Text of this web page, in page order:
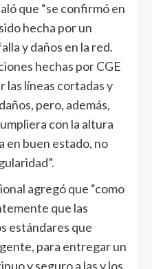
que “se confirmó en
hecha por un
y daños en la red.
hechas por CGE
las líneas cortadas y
pero, además,
con la altura
en buen estado, no
agregó que “como
que las
estándares que
para entregar un
y seguro a las y los